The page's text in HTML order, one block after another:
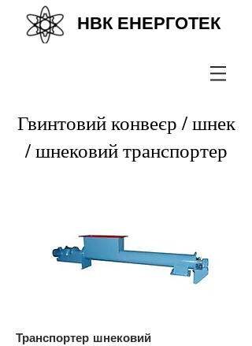
НВК ЕНЕРГОТЕК
Гвинтовий конвеєр / шнек
/ шнековий транспортер
Транспортер шнековий